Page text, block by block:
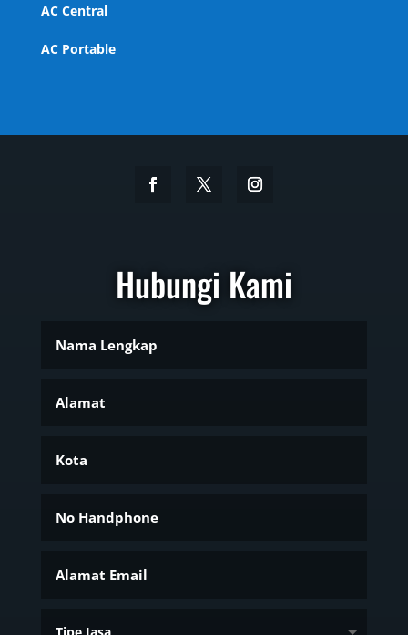
AC Central
AC Portable
Hubungi Kami